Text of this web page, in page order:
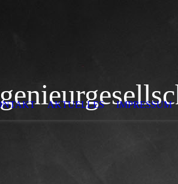
AKTUELLES IMPRESSUM